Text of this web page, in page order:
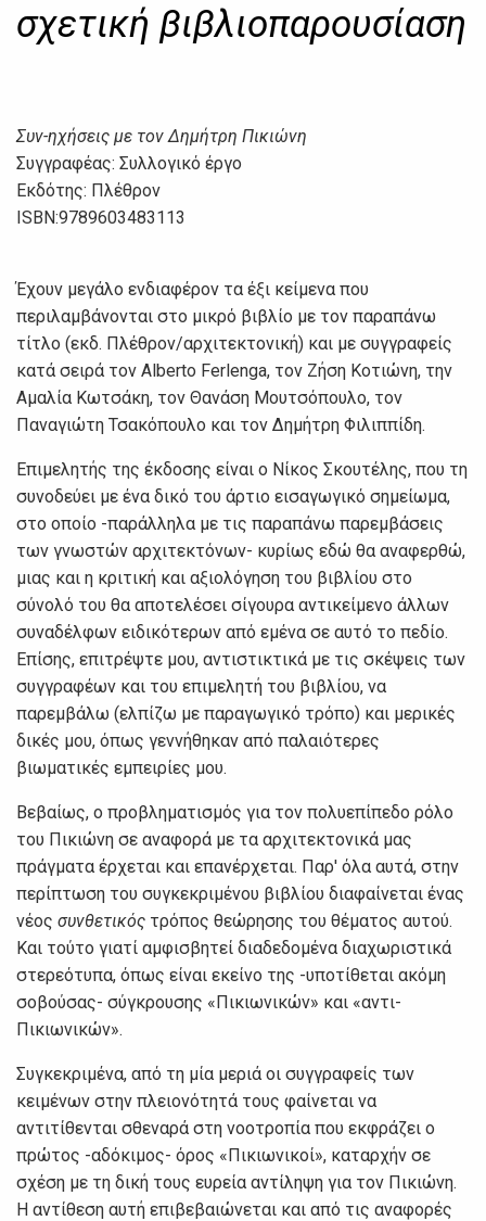
σχετική βιβλιοπαρουσίαση
Συν-ηχήσεις με τον Δημήτρη Πικιώνη
Συγγραφέας: Συλλογικό έργο
Εκδότης: Πλέθρον
ISBN:9789603483113
Έχουν μεγάλο ενδιαφέρον τα έξι κείμενα που
περιλαμβάνονται στο μικρό βιβλίο με τον παραπάνω
τίτλο (εκδ. Πλέθρον/αρχιτεκτονική) και με συγγραφείς
κατά σειρά τον Alberto Ferlenga, τον Ζήση Κοτιώνη, την
Αμαλία Κωτσάκη, τον Θανάση Μουτσόπουλο, τον
Παναγιώτη Τσακόπουλο και τον Δημήτρη Φιλιππίδη.
Επιμελητής της έκδοσης είναι ο Νίκος Σκουτέλης, που τη
συνοδεύει με ένα δικό του άρτιο εισαγωγικό σημείωμα,
στο οποίο -παράλληλα με τις παραπάνω παρεμβάσεις
των γνωστών αρχιτεκτόνων- κυρίως εδώ θα αναφερθώ,
μιας και η κριτική και αξιολόγηση του βιβλίου στο
σύνολό του θα αποτελέσει σίγουρα αντικείμενο άλλων
συναδέλφων ειδικότερων από εμένα σε αυτό το πεδίο.
Επίσης, επιτρέψτε μου, αντιστικτικά με τις σκέψεις των
συγγραφέων και του επιμελητή του βιβλίου, να
παρεμβάλω (ελπίζω με παραγωγικό τρόπο) και μερικές
δικές μου, όπως γεννήθηκαν από παλαιότερες
βιωματικές εμπειρίες μου.
Βεβαίως, ο προβληματισμός για τον πολυεπίπεδο ρόλο
του Πικιώνη σε αναφορά με τα αρχιτεκτονικά μας
πράγματα έρχεται και επανέρχεται. Παρ' όλα αυτά, στην
περίπτωση του συγκεκριμένου βιβλίου διαφαίνεται ένας
νέος συνθετικός τρόπος θεώρησης του θέματος αυτού.
Και τούτο γιατί αμφισβητεί διαδεδομένα διαχωριστικά
στερεότυπα, όπως είναι εκείνο της -υποτίθεται ακόμη
σοβούσας- σύγκρουσης «Πικιωνικών» και «αντι-
Πικιωνικών».
Συγκεκριμένα, από τη μία μεριά οι συγγραφείς των
κειμένων στην πλειονότητά τους φαίνεται να
αντιτίθενται σθεναρά στη νοοτροπία που εκφράζει ο
πρώτος -αδόκιμος- όρος «Πικιωνικοί», καταρχήν σε
σχέση με τη δική τους ευρεία αντίληψη για τον Πικιώνη.
Η αντίθεση αυτή επιβεβαιώνεται και από τις αναφορές